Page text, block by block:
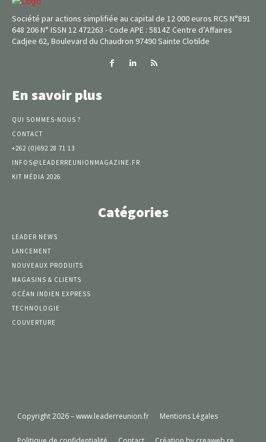
Société par actions simplifiée au capital de 12 000 euros RCS N°891
648 206 N° ISSN 12 472263 - Code APE : 5814Z Centre d’Affaires
Cadjee 62, Boulevard du Chaudron 97490 Sainte Clotilde
En savoir plus
QUI SOMMES-NOUS ?
CONTACT
+262 (0)692 28 71 13
INFOS@LEADERREUNIONMAGAZINE.FR
KIT MÉDIA 2026
Catégories
LEADER NEWS
LANCEMENT
NOUVEAUX PRODUITS
MAGASINS & CLIENTS
OCÉAN INDIEN EXPRESS
TECHNOLOGIE
COUVERTURE
Copyright 2026 – www.leaderreunion.fr Mentions Légales